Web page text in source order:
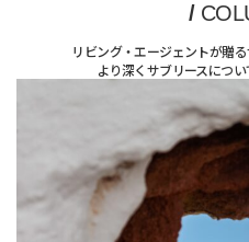
/
リビング・エージェントが贈
より深くサブリースについ